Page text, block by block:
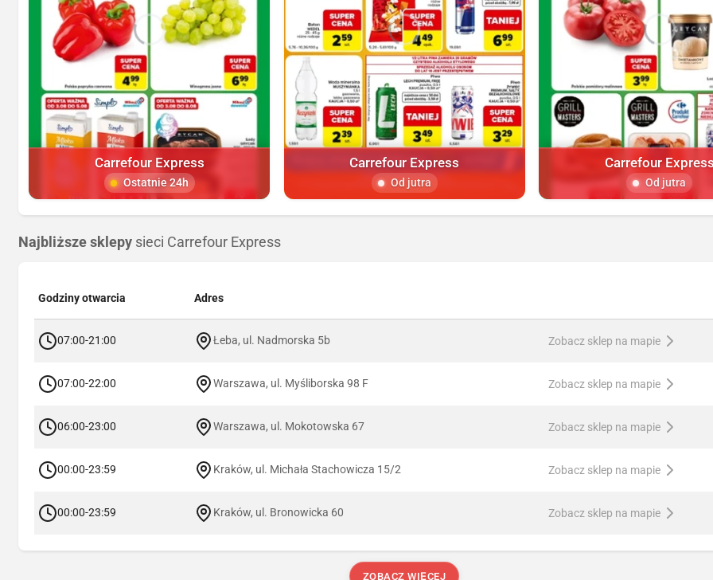
Carrefour Express
Ostatnie 24h
Carrefour Express
Od jutra
Carrefour
Od jutra
Najbliższe sklepy sieci Carrefour Express
Godziny otwarcia Adres
07:00-21:00 Łeba, ul. Nadmorska 5b Zobacz sklep na mapie
07:00-22:00 Warszawa, ul. Myśliborska 98 F Zobacz sklep na mapie
06:00-23:00 Warszawa, ul. Mokotowska 67 Zobacz sklep na mapie
00:00-23:59 Kraków, ul. Michała Stachowicza 15/2 Zobacz sklep na mapie
00:00-23:59 Kraków, ul. Bronowicka 60 Zobacz sklep na mapie
ZOBACZ WIĘCEJ